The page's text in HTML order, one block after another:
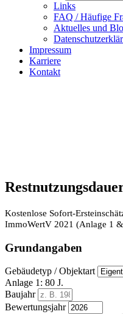
Links
FAQ / Häufige
Aktuelles und
Impressum
Karriere
Kontakt
Kostenlose Sofort-
ImmoWertV 2021 (Anlage 1
Grundangaben
Gebäudetyp / Objektart
Anlage 1: 80 J.
Baujahr
Bewertungsjahr